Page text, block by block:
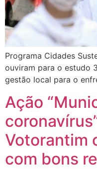
Programa Cidades
ouviram para o estudo
gestão local para o
Ação
Votorantim
com bons